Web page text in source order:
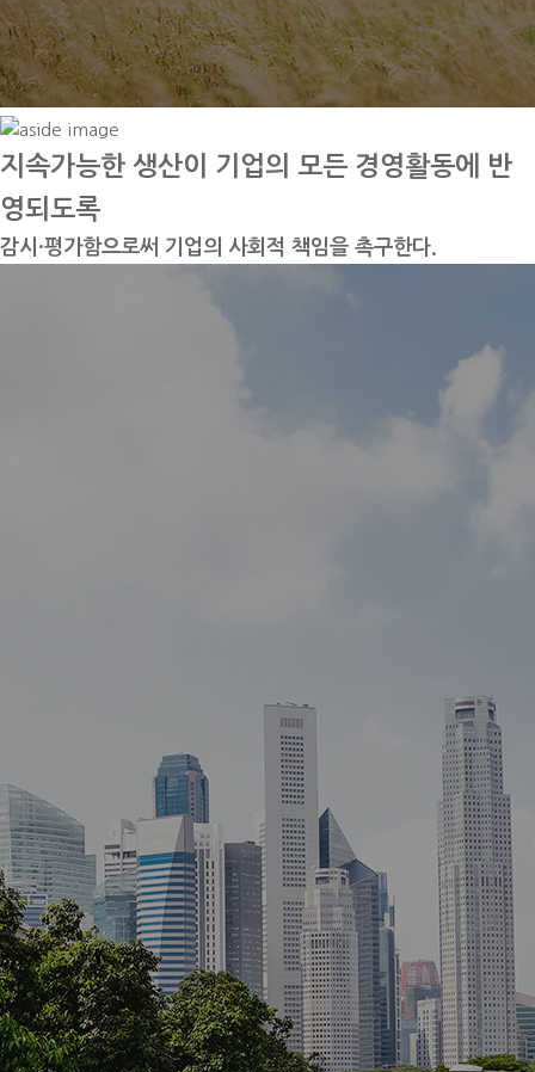
지속가능한 생산이 기업의 모든 경영활동에 반
영되도록
감시·평가함으로써 기업의 사회적 책임을 촉구한다.